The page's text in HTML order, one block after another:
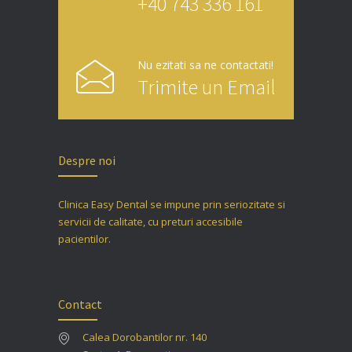
Nu ezitati sa ne contactati!
Trimite un Email
Despre noi
Clinica Easy Dental se impune prin seriozitate si
servicii de calitate, cu preturi accesibile
pacientilor.
Contact
Calea Dorobantilor nr. 140